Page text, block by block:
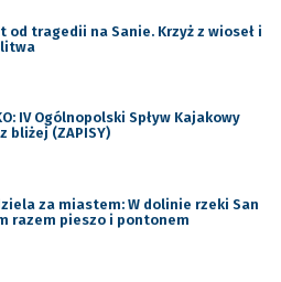
od tragedii na Sanie. Krzyż z wioseł i
IV Ogólnopolski Spływ Kajakowy
bliżej (ZAPISY)
za miastem: W dolinie rzeki San
razem pieszo i pontonem